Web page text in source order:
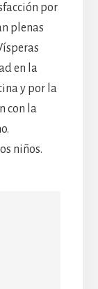
por
plenas
en la
y por la
con la
niños.